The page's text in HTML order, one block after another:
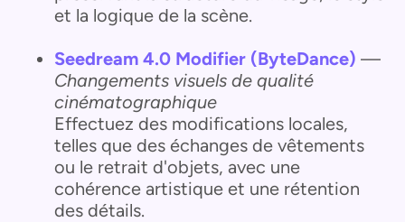
et la logique de la scène.
Seedream 4.0 Modifier (ByteDance) —
Changements visuels de qualité
cinématographique
Effectuez des modifications locales,
telles que des échanges de vêtements
ou le retrait d'objets, avec une
cohérence artistique et une rétention
des détails.